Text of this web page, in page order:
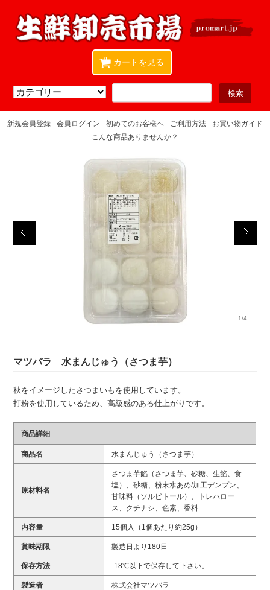
カートを見る
0
新規会員登録 会員ログイン 初めてのお客様へ ご利用方法
お買い物ガイド
こんな商品ありませんか？
1/4
マツバラ 水まんじゅう（さつま芋）
秋をイメージしたさつまいもを使用しています。
打粉を使用しているため、高級感のある仕上がりです。
商品詳細
商品名 水まんじゅう（さつま芋）
原材料名
さつま芋餡（さつま芋、砂糖、生餡、食
塩）、砂糖、粉末水あめ/加工デンプン、
甘味料（ソルビトール）、トレハロー
ス、クチナシ、色素、香料
内容量 15個入（1個あたり約25g）
賞味期限 製造日より180日
保存方法 -18℃以下で保存して下さい。
製造者 株式会社マツバラ